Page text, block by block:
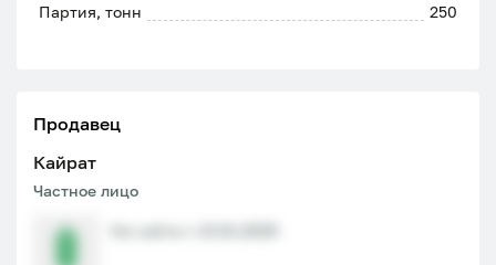
Партия, тонн 250
Продавец
Кайрат
Частное лицо